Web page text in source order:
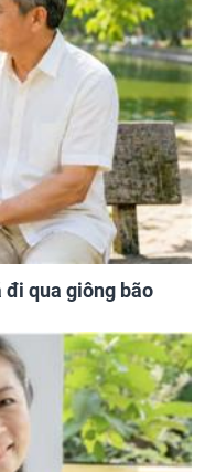
đi qua giông bão